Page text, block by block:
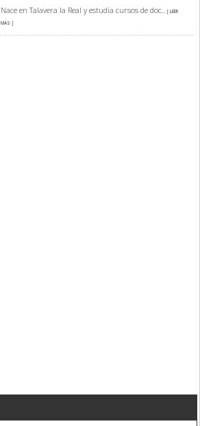
Nace en Talavera la Real y estudia cursos de doc... [ LEER
MÁS ]